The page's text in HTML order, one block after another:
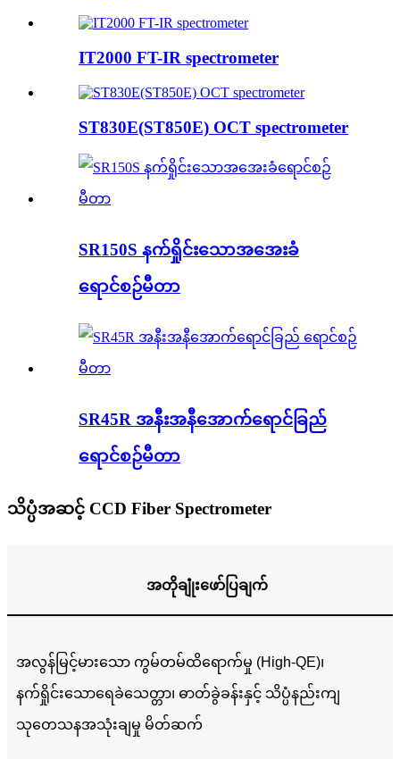
IT2000 FT-IR spectrometer
ST830E(ST850E) OCT spectrometer
SR150S နက်ရှိုင်းသောအအေးခံ
ရောင်စဉ်မီတာ
SR45R အနီးအနီအောက်ရောင်ခြည်
ရောင်စဉ်မီတာ
သိပ္ပံအဆင့် CCD Fiber Spectrometer
အတိုချုံးဖော်ပြချက်
အလွန်မြင့်မားသော ကွမ်တမ်ထိရောက်မှု (High-QE)၊
နက်ရှိုင်းသောရေခဲသေတ္တာ၊ ဓာတ်ခွဲခန်းနှင့် သိပ္ပံနည်းကျ
သုတေသနအသုံးချမှု မိတ်ဆက်